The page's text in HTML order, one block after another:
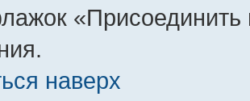
наверх